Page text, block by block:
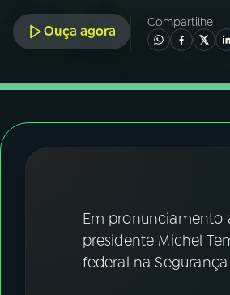
05PODCASTS
FESTIVAL DE MÚSICA
ACOMPANHE A RÁDIO NACIONAL
Ouça agora
Compartilhe
Em pronunciamento
presidente Michel
federal na